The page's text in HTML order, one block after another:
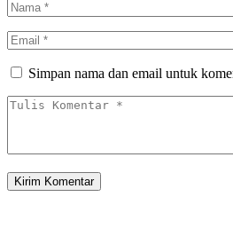
Simpan nama dan email untuk